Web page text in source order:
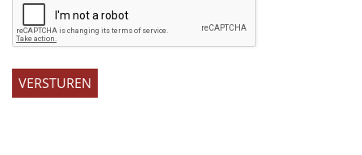
VERSTUREN